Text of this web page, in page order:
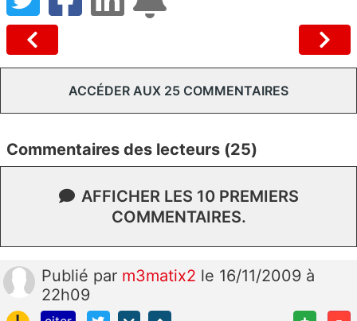
ACCÉDER AUX 25 COMMENTAIRES
Commentaires des lecteurs (25)
AFFICHER LES 10 PREMIERS
COMMENTAIRES.
Publié par m3matix2 le 16/11/2009 à
22h09